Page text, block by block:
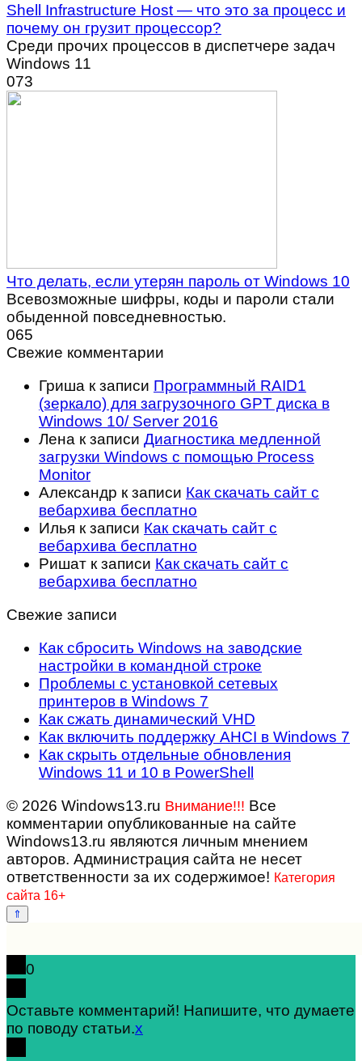
Shell Infrastructure Host — что это за процесс и
почему он грузит процессор?
Среди прочих процессов в диспетчере задач
Windows 11
073
Что делать, если утерян пароль от Windows 10
Всевозможные шифры, коды и пароли стали
обыденной повседневностью.
065
Свежие комментарии
Гриша к записи Программный RAID1
(зеркало) для загрузочного GPT диска в
Windows 10/ Server 2016
Лена к записи Диагностика медленной
загрузки Windows с помощью Process
Monitor
Александр к записи Как скачать сайт с
вебархива бесплатно
Илья к записи Как скачать сайт с
вебархива бесплатно
Ришат к записи Как скачать сайт с
вебархива бесплатно
Свежие записи
Как сбросить Windows на заводские
настройки в командной строке
Проблемы с установкой сетевых
принтеров в Windows 7
Как сжать динамический VHD
Как включить поддержку AHCI в Windows 7
Как скрыть отдельные обновления
Windows 11 и 10 в PowerShell
© 2026 Windows13.ru Внимание!!! Все
комментарии опубликованные на сайте
Windows13.ru являются личным мнением
авторов. Администрация сайта не несет
ответственности за их содержимое! Категория
сайта 16+
0
Оставьте комментарий! Напишите, что думаете
по поводу статьи.x